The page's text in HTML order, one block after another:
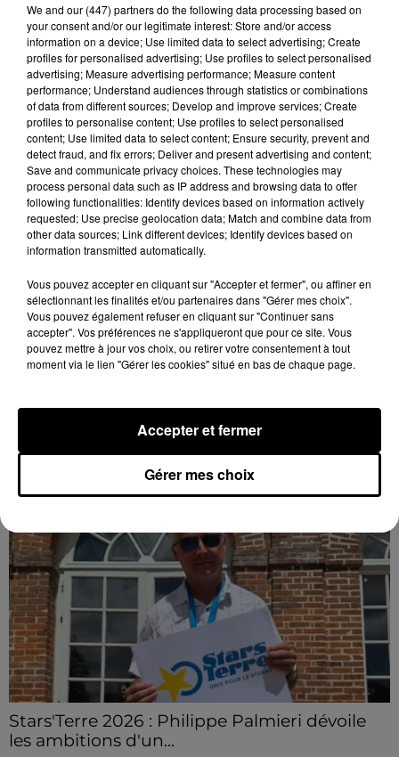
hauteur de Sainville en direction d'Orléans.
A LA UNE Voir plus
Quatre blessés dont un grave dans un
accident sur l'A10
Le choc a eu lieu dans la matinée, vendredi 7 août à
LE GRAND FORMAT
Stars'Terre 2026 : Philippe Palmieri dévoile
les ambitions d'un...
We and our (447) partnersdo the following data processing based on
your consent and/or our legitimate interest: Store and/or access
information on a device; Use limited data to select advertising; Create
profiles for personalised advertising; Use profiles to select personalised
advertising; Measure advertising performance; Measure content
performance; Understand audiences through statistics or combinations
of data from different sources; Develop and improve services; Create
profiles to personalise content; Use profiles to select personalised
content; Use limited data to select content; Ensure security, prevent and
detect fraud, and fix errors; Deliver and present advertising and content;
Save and communicate privacy choices. These technologies may
process personal data such as IP address and browsing data to offer
following functionalities: Identify devices based on information actively
requested; Use precise geolocation data; Match and combine data from
other data sources; Link different devices; Identify devices based on
information transmitted automatically.
Vous pouvez accepter en cliquant sur "Accepter et fermer", ou affiner en
sélectionnant les finalités et/ou partenaires dans "Gérer mes choix".
Vous pouvez également refuser en cliquant sur "Continuer sans
accepter". Vos préférences ne s'appliqueront que pour ce site. Vous
pouvez mettre à jour vos choix, ou retirer votre consentement à tout
moment via le lien "Gérer les cookies" situé en bas de chaque page.
Gérer mes choix
Accepter et fermer